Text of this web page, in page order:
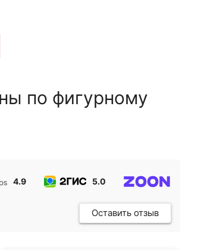
по фигурному
4.9 5.0
Оставить отзыв